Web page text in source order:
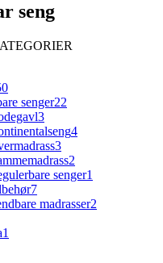
seng
senger22
3
4
3
2
senger1
7
madrasser2
1